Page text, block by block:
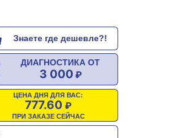
Знаете где дешевле?!
ДИАГНОСТИКА ОТ
3 000
ЦЕНА ДНЯ ДЛЯ ВАС:
777.60
ПРИ ЗАКАЗЕ СЕЙЧАС